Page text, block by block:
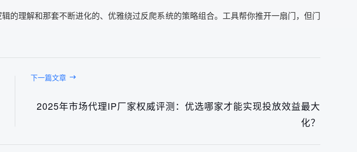
的理解和那套不断进化的、优雅绕过反爬系统的策略组合。工具帮你推开一扇门，但门
下一篇文章
2025年市场代理IP厂家权威评测：优选哪家才能实现投放效益最大
化？